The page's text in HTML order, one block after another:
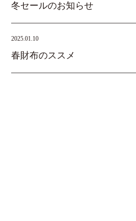
冬セールのお知らせ
2025.01.10
春財布のススメ